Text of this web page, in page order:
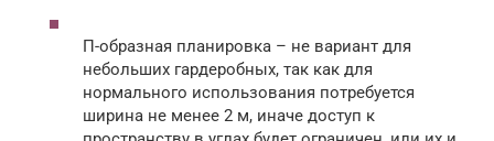
П-образная планировка – не вариант для
небольших гардеробных, так как для
нормального использования потребуется
ширина не менее 2 м, иначе доступ к